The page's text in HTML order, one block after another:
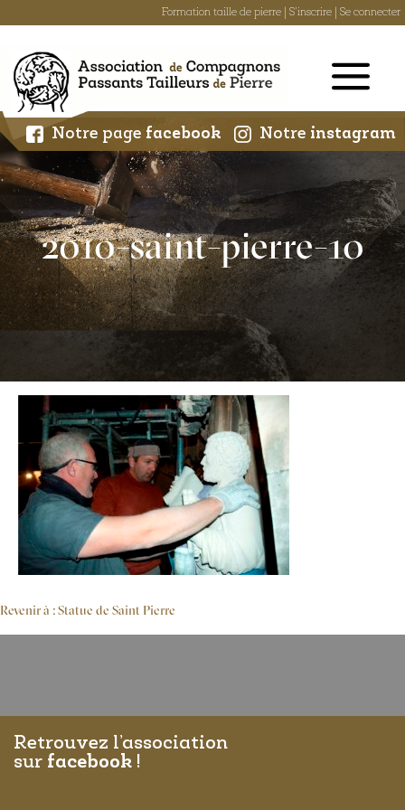
Formation taille de pierre S'inscrire Se connecter
content
Notre page facebook Notre instagram
2010-saint-pierre-10
Revenir à : Statue de Saint Pierre
Retrouvez l’association
sur facebook !